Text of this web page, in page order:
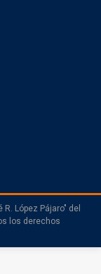
López Pájaro" del
los derechos